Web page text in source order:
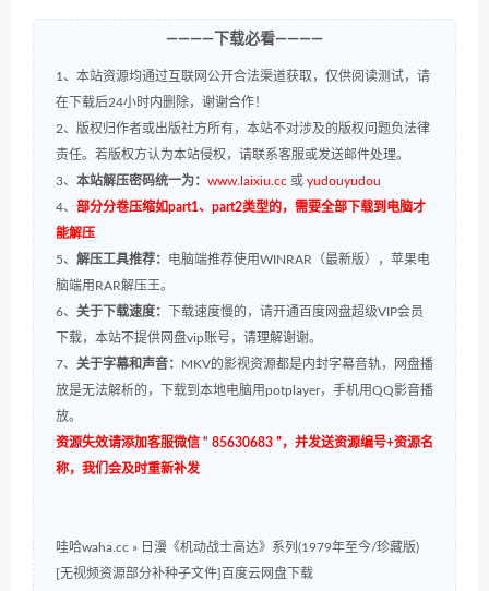
————下载必看————
1、本站资源均通过互联网公开合法渠道获取，仅供阅读测试，请
在下载后24小时内删除，谢谢合作！
2、版权归作者或出版社方所有，本站不对涉及的版权问题负法律
责任。若版权方认为本站侵权，请联系客服或发送邮件处理。
3、 本站解压密码统一为： www.laixiu.cc 或 yudouyudou
4、 部分分卷压缩如part1、part2类型的，需要全部下载到电脑才
能解压
5、 解压工具推荐： 电脑端推荐使用WINRAR（最新版），苹果电
脑端用RAR解压王。
6、 关于下载速度：
下载速度慢的，请开通百度网盘超级VIP会员
下载，本站不提供网盘vip账号，请理解谢谢。
7、 关于字幕和声音： MKV的影视资源都是内封字幕音轨，网盘播
放是无法解析的，下载到本地电脑用potplayer，手机用QQ影音播
放。
资源失效请添加客服微信 “ 85630683 ”，并发送资源编号+资源名
称，我们会及时重新补发
哇哈waha.cc » 日漫《机动战士高达》系列(1979年至今/珍藏版)
[无视频资源部分补种子文件]百度云网盘下载